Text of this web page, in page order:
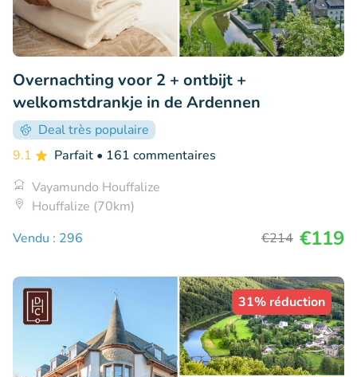
Overnachting voor 2 + ontbijt +
welkomstdrankje in de Ardennen
Deal très populaire
9.1
Parfait • 161 commentaires
Vayamundo Houffalize
Houffalize (70km)
Vendu : 296
€214 €119
31% réduction